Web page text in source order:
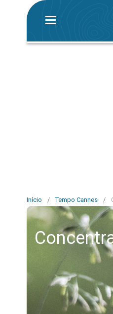
Início / Tempo Cannes /